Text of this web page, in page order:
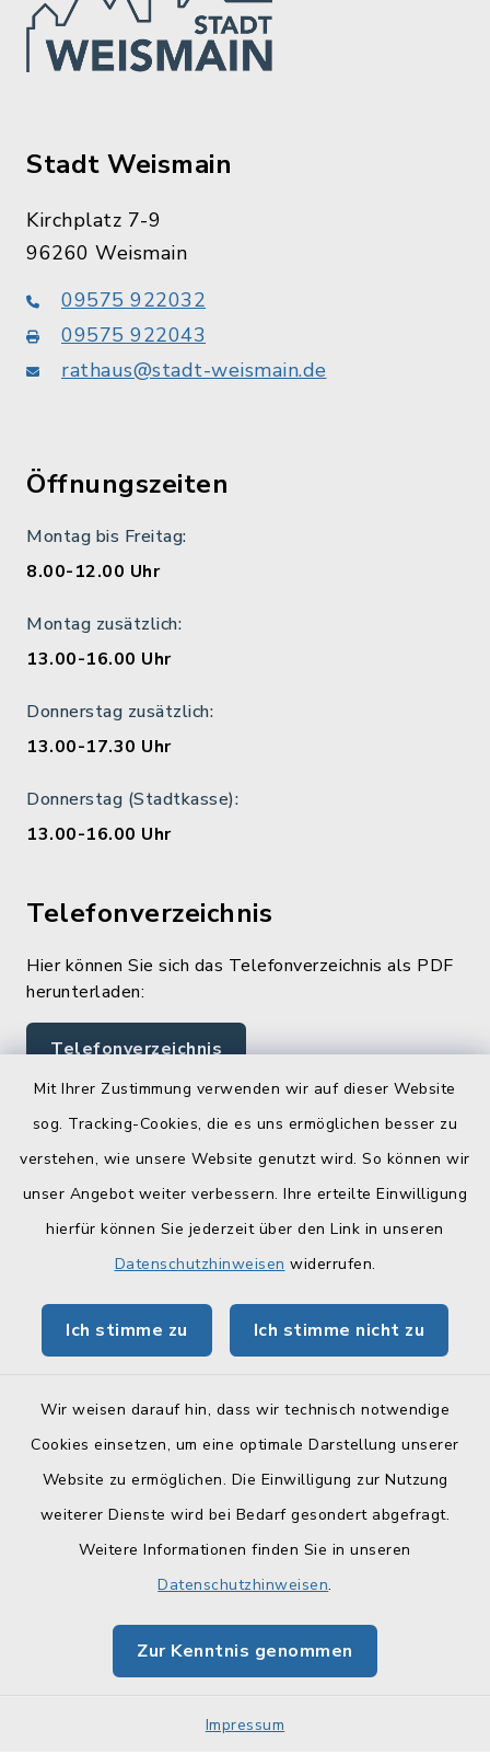
Mit Ihrer Zustimmung verwenden wir auf dieser Website
sog. Tracking-Cookies, die es uns ermöglichen besser zu
verstehen, wie unsere Website genutzt wird. So können wir
unser Angebot weiter verbessern. Ihre erteilte Einwilligung
hierfür können Sie jederzeit über den Link in unseren
Datenschutzhinweisen widerrufen.
Ich stimme zu Ich stimme nicht zu
Wir weisen darauf hin, dass wir technisch notwendige
Cookies einsetzen, um eine optimale Darstellung unserer
Website zu ermöglichen. Die Einwilligung zur Nutzung
weiterer Dienste wird bei Bedarf gesondert abgefragt.
Weitere Informationen finden Sie in unseren
Datenschutzhinweisen.
Zur Kenntnis genommen
Impressum
Stadt Weismain
Kirchplatz 7-9
96260 Weismain
09575 922032
09575 922043
rathaus@stadt-weismain.de
Öffnungszeiten
Montag bis Freitag:
8.00-12.00 Uhr
Montag zusätzlich:
13.00-16.00 Uhr
Donnerstag zusätzlich:
13.00-17.30 Uhr
Donnerstag (Stadtkasse):
13.00-16.00 Uhr
Telefonverzeichnis
Hier können Sie sich das Telefonverzeichnis als PDF
herunterladen:
Telefonverzeichnis
Quicklinks
Landratsamt Lichtenfels
Geoportal Lichtenfels
BayernPortal
Barrierefreiheit
Sitemap